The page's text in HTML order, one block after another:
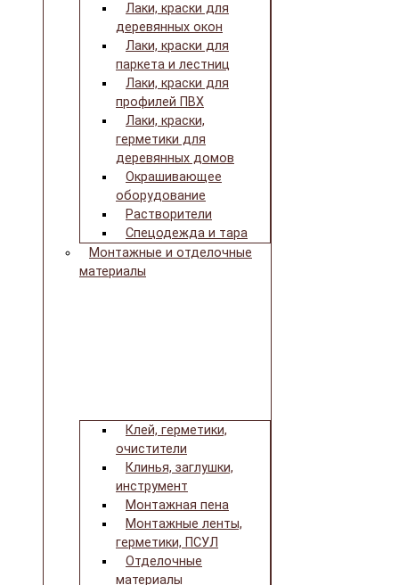
Лаки, краски для
деревянных окон
Лаки, краски для
паркета и лестниц
Лаки, краски для
профилей ПВХ
Лаки, краски,
герметики для
деревянных домов
Окрашивающее
оборудование
Растворители
Спецодежда и тара
Монтажные и отделочные
материалы
Клей, герметики,
очистители
Клинья, заглушки,
инструмент
Монтажная пена
Монтажные ленты,
герметики, ПСУЛ
Отделочные
материалы